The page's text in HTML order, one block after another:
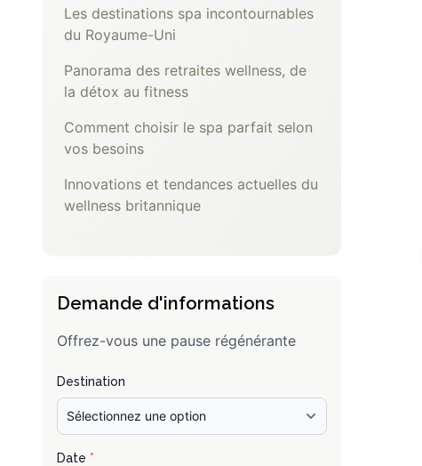
Les destinations spa incontournables
du Royaume-Uni
Panorama des retraites wellness, de
la détox au fitness
Comment choisir le spa parfait selon
vos besoins
Innovations et tendances actuelles du
wellness britannique
Demande d'informations
Offrez-vous une pause régénérante
Destination
Date *